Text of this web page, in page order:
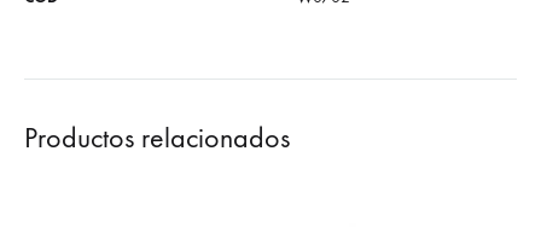
Productos relacionados